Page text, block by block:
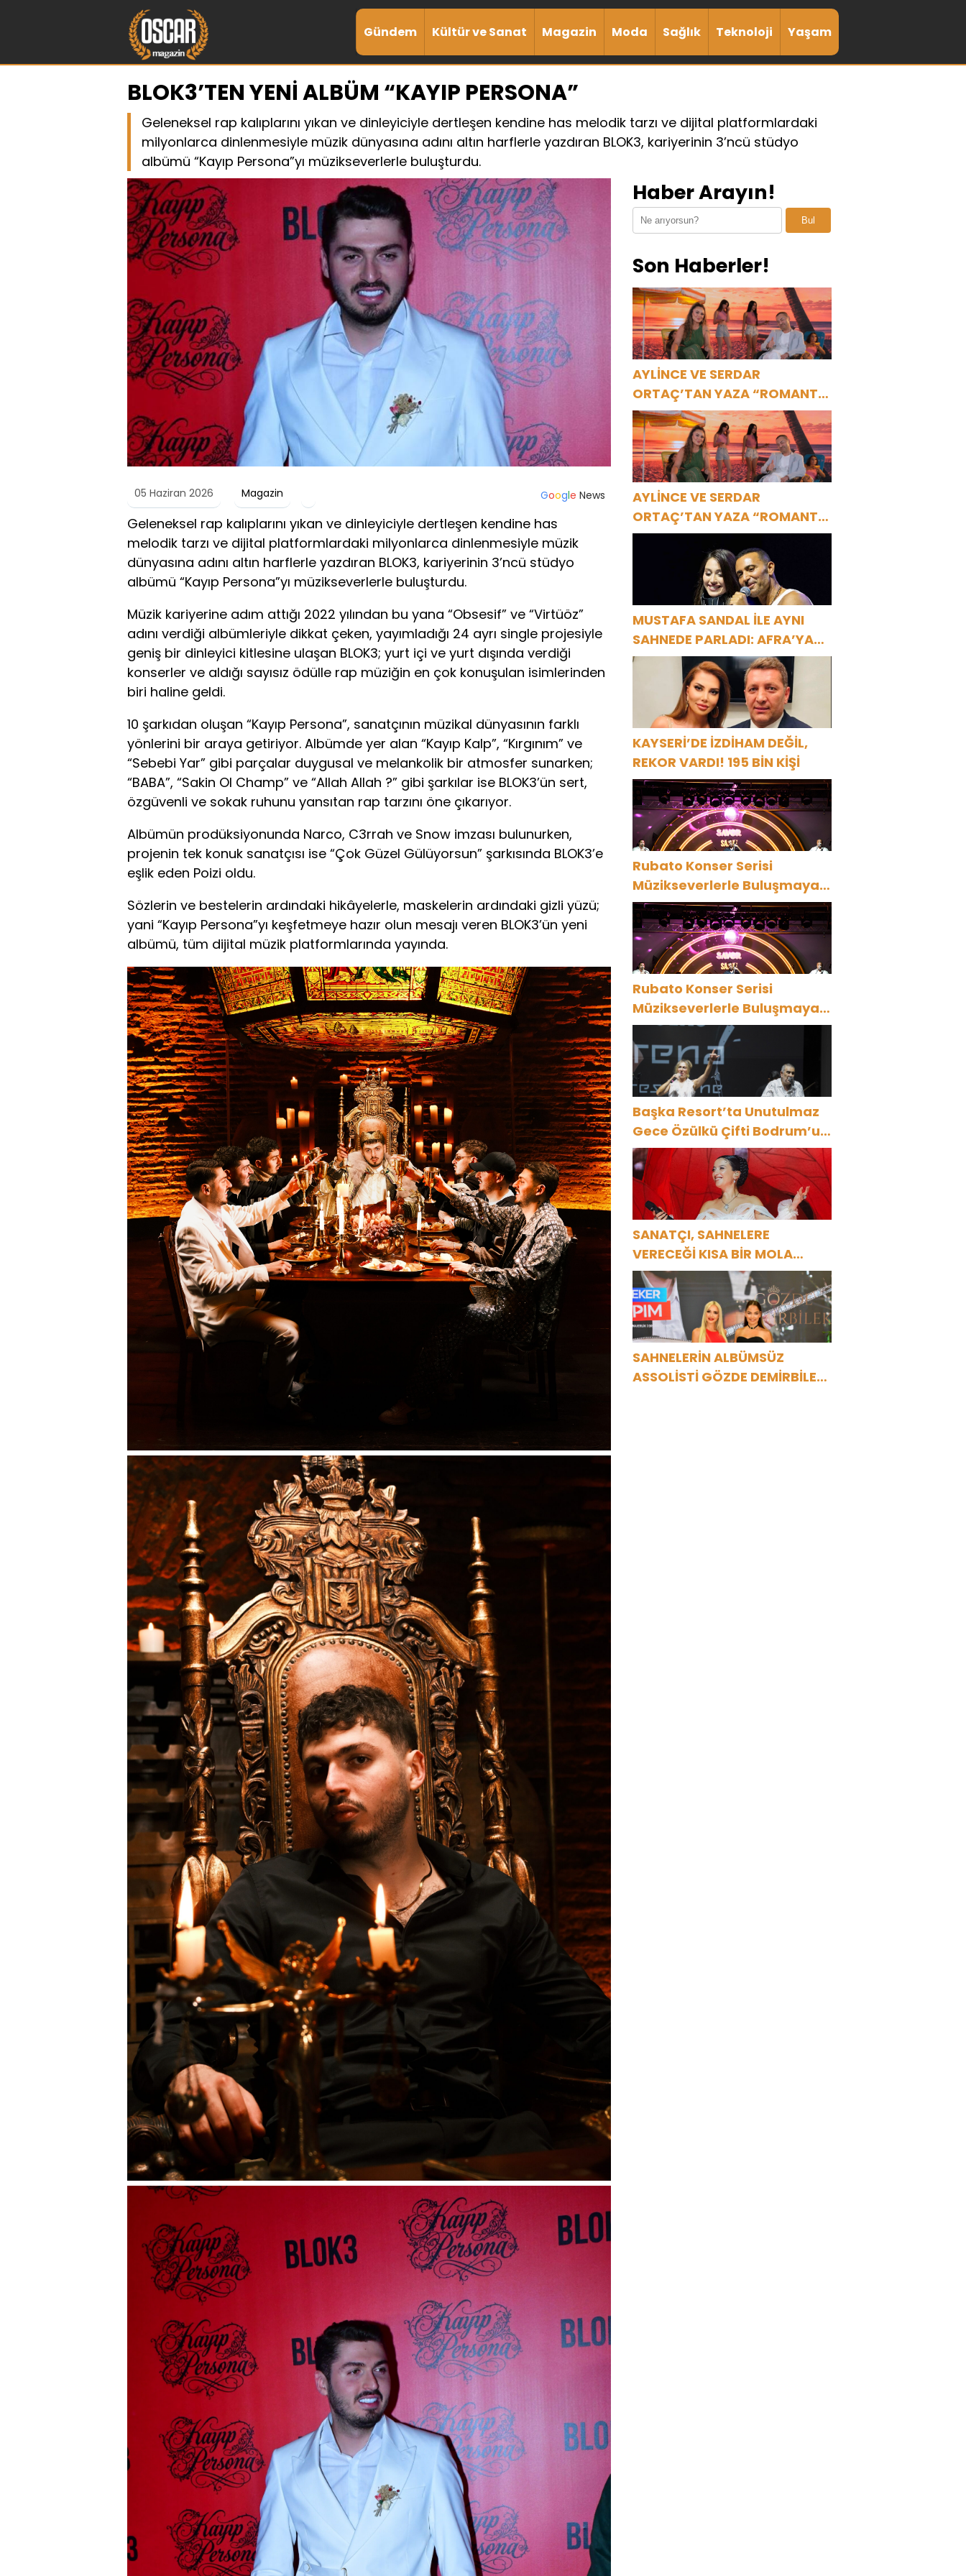
Gündem Kültür ve Sanat Magazin Moda Sağlık Teknoloji Yaşam
BLOK3’TEN YENİ ALBÜM “KAYIP PERSONA”
Geleneksel rap kalıplarını yıkan ve dinleyiciyle dertleşen kendine has melodik tarzı ve dijital platformlardaki
milyonlarca dinlenmesiyle müzik dünyasına adını altın harflerle yazdıran BLOK3, kariyerinin 3’ncü stüdyo
albümü “Kayıp Persona”yı müzikseverlerle buluşturdu.
05 Haziran 2026 Magazin Google News
Geleneksel rap kalıplarını yıkan ve dinleyiciyle dertleşen kendine has
melodik tarzı ve dijital platformlardaki milyonlarca dinlenmesiyle müzik
dünyasına adını altın harflerle yazdıran BLOK3, kariyerinin 3’ncü stüdyo
albümü “Kayıp Persona”yı müzikseverlerle buluşturdu.
Müzik kariyerine adım attığı 2022 yılından bu yana “Obsesif” ve “Virtüöz”
adını verdiği albümleriyle dikkat çeken, yayımladığı 24 ayrı single projesiyle
geniş bir dinleyici kitlesine ulaşan BLOK3; yurt içi ve yurt dışında verdiği
konserler ve aldığı sayısız ödülle rap müziğin en çok konuşulan isimlerinden
biri haline geldi.
10 şarkıdan oluşan “Kayıp Persona”, sanatçının müzikal dünyasının farklı
yönlerini bir araya getiriyor. Albümde yer alan “Kayıp Kalp”, “Kırgınım” ve
“Sebebi Yar” gibi parçalar duygusal ve melankolik bir atmosfer sunarken;
“BABA”, “Sakin Ol Champ” ve “Allah Allah ?” gibi şarkılar ise BLOK3’ün sert,
özgüvenli ve sokak ruhunu yansıtan rap tarzını öne çıkarıyor.
Albümün prodüksiyonunda Narco, C3rrah ve Snow imzası bulunurken,
projenin tek konuk sanatçısı ise “Çok Güzel Gülüyorsun” şarkısında BLOK3’e
eşlik eden Poizi oldu.
Sözlerin ve bestelerin ardındaki hikâyelerle, maskelerin ardındaki gizli yüzü;
yani “Kayıp Persona”yı keşfetmeye hazır olun mesajı veren BLOK3’ün yeni
albümü, tüm dijital müzik platformlarında yayında.
Haber Arayın!
Bul
Son Haberler!
AYLİNCE VE SERDAR
ORTAÇ’TAN YAZA “ROMANTİK
AŞK” BOMBASI!
AYLİNCE VE SERDAR
ORTAÇ’TAN YAZA “ROMANTİK
AŞK” BOMBASI!
MUSTAFA SANDAL İLE AYNI
SAHNEDE PARLADI: AFRA’YA
HARBİYE’DE BÜYÜK ALKIŞ
KAYSERİ’DE İZDİHAM DEĞİL,
REKOR VARDI! 195 BİN KİŞİ
Rubato Konser Serisi
Müzikseverlerle Buluşmaya
Devam Ediyor
Rubato Konser Serisi
Müzikseverlerle Buluşmaya
Devam Ediyor
Başka Resort’ta Unutulmaz
Gece Özülkü Çifti Bodrum’u
Büyüledi
SANATÇI, SAHNELERE
VERECEĞİ KISA BİR MOLA
ÖNCESİ 13 AĞUSTOS’TA SON
KEZ HARBİYE’DE OLACAK!
SAHNELERİN ALBÜMSÜZ
ASSOLİSTİ GÖZDE DEMİRBİLEK,